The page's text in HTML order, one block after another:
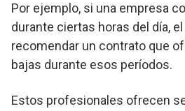
Por ejemplo, si una empresa
durante ciertas horas del día,
recomendar un contrato que
bajas durante esos períodos.
Estos profesionales ofrecen